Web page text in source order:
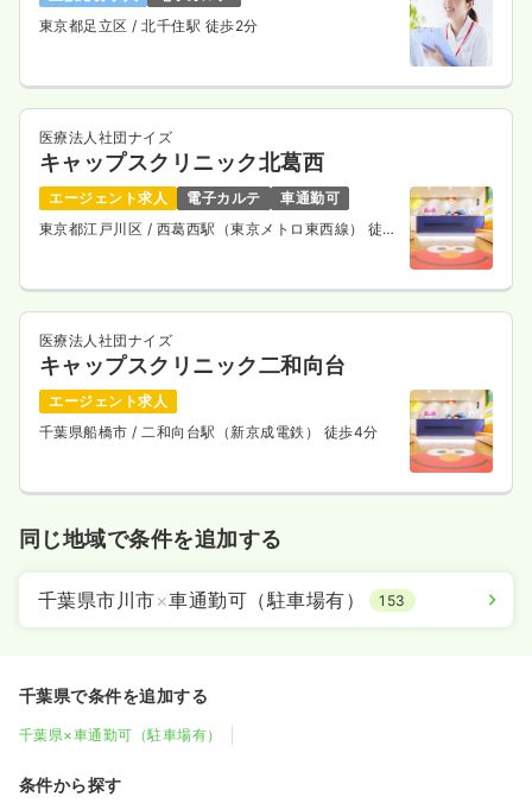
東京都足立区/ 北千住駅 徒歩2分
医療法人社団ナイズ
キャップスクリニック北葛西
エージェント求人 電子カルテ
車通勤可
東京都江戸川区 / 西葛西駅（東京メトロ東西線） 徒歩
医療法人社団ナイズ
キャップスクリニック二和向台
エージェント求人
千葉県船橋市/ 二和向台駅（新京成電鉄） 徒歩4分
同じ地域で条件を追加する
千葉県市川市×車通勤可（駐車場有） 153
千葉県で条件を追加する
千葉県×車通勤可（駐車場有）
条件から探す